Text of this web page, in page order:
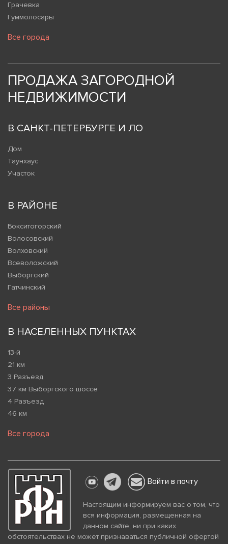
Грачевка
Гуммолосары
Все города
ПРОДАЖА ЗАГОРОДНОЙ
НЕДВИЖИМОСТИ
В САНКТ-ПЕТЕРБУРГЕ И ЛО
Дом
Таунхаус
Участок
В РАЙОНЕ
Бокситогорский
Волосовский
Волховский
Всеволожский
Выборгский
Гатчинский
Все районы
В НАСЕЛЕННЫХ ПУНКТАХ
13-й
21 км
3 Разъезд
37 км Выборгского шоссе
4 Разъезд
46 км
Все города
Войти в почту
Настоящим информируем вас о том, что
вся информация, размещенная на
данном сайте, ни при каких
обстоятельствах не может признаваться публичной офертой